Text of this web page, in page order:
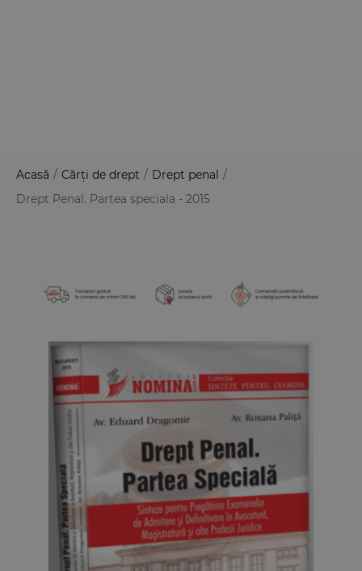
Acasă / Cărți de drept / Drept penal /
Drept Penal. Partea speciala - 2015